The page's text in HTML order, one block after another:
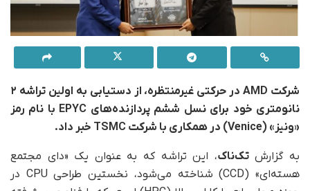
شرکت AMD در حرکتی غیرمنتظره، از دستیابی به اولین تراشه ۲
نانومتری خود برای نسل ششم پردازنده‌های EPYC با نام رمز
«ونیز» (Venice) در همکاری با شرکت
TSMC خبر داد.
به گزارشتک‌ناک، این تراشه که به عنوان یک «دای مجتمع
هسته‌ای» (CCD) شناخته می‌شود، نخستین طراحی CPU در